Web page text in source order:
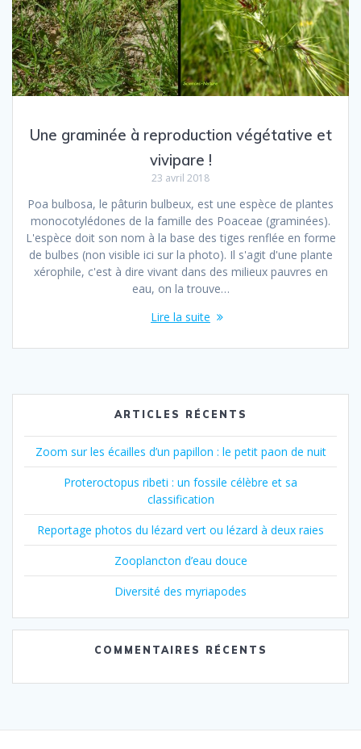
Une graminée à reproduction végétative et
vivipare !
23 avril 2018
Poa bulbosa, le pâturin bulbeux, est une espèce de plantes
monocotylédones de la famille des Poaceae (graminées).
L'espèce doit son nom à la base des tiges renflée en forme
de bulbes (non visible ici sur la photo). Il s'agit d'une plante
xérophile, c'est à dire vivant dans des milieux pauvres en
eau, on la trouve…
Lire la suite
ARTICLES RÉCENTS
Zoom sur les écailles d’un papillon : le petit paon de nuit
Proteroctopus ribeti : un fossile célèbre et sa
classification
Reportage photos du lézard vert ou lézard à deux raies
Zooplancton d’eau douce
Diversité des myriapodes
COMMENTAIRES RÉCENTS